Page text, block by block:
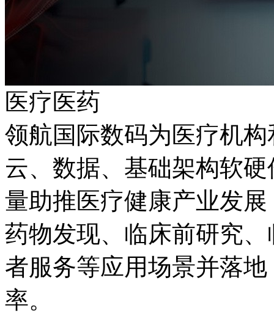
医疗医药
领航国际数码为医疗机
云、数据、基础架构
量助推医疗健康产业发展
药物发现、临床前研究
者服务等应用场景并落地
率。